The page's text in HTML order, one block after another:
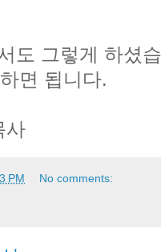
도 그렇게 하셨
면 됩니다.
사
PM No comments: